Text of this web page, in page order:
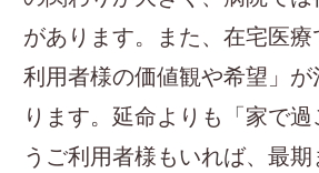
があります。また、在宅医
利用者様の価値観や希望」
ります。延命よりも「家で
うご利用者様もいれば、最